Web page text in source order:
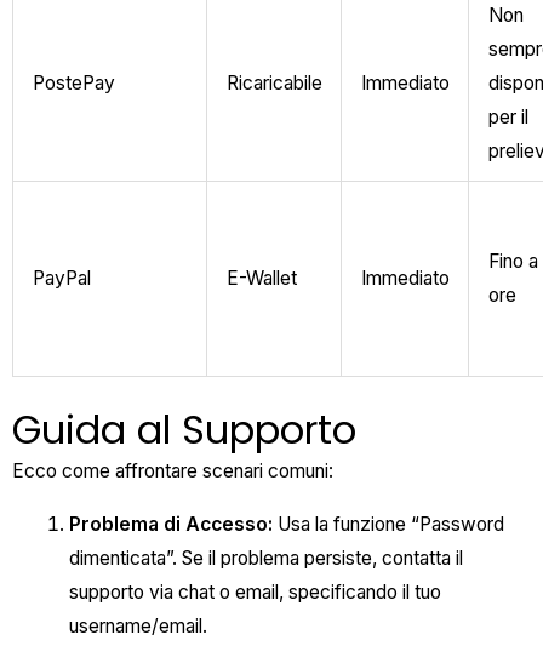
PostePay Ricaricabile Immediato
Non
per il
PayPal E-Wallet Immediato
Fino
ore
Guida al Supporto
Ecco come affrontare scenari comuni:
Problema di Accesso: Usa la funzione “Password
dimenticata”. Se il problema persiste, contatta il
supporto via chat o email, specificando il tuo
username/email.